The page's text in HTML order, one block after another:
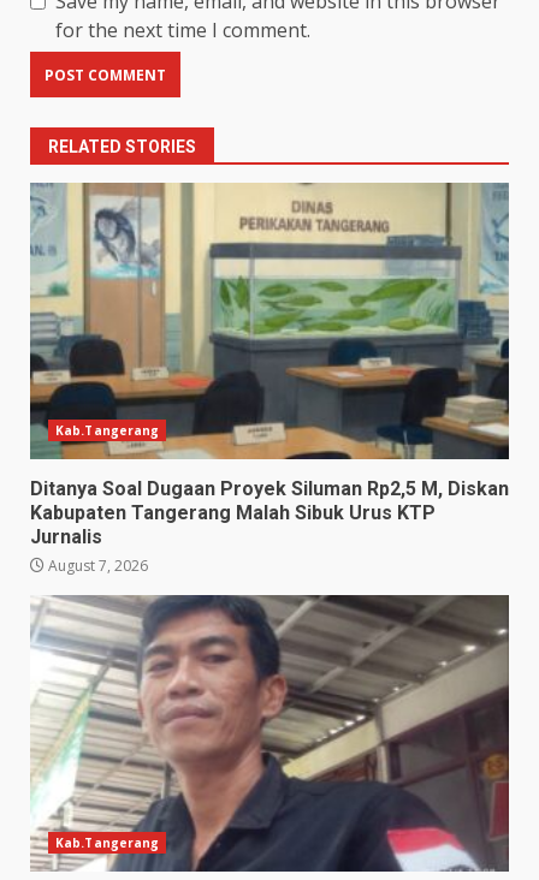
for the next time I comment.
RELATED STORIES
Kab.Tangerang
Ditanya Soal Dugaan Proyek Siluman Rp2,5 M, Diskan
Kabupaten Tangerang Malah Sibuk Urus KTP
Jurnalis
August 7, 2026
Kab.Tangerang